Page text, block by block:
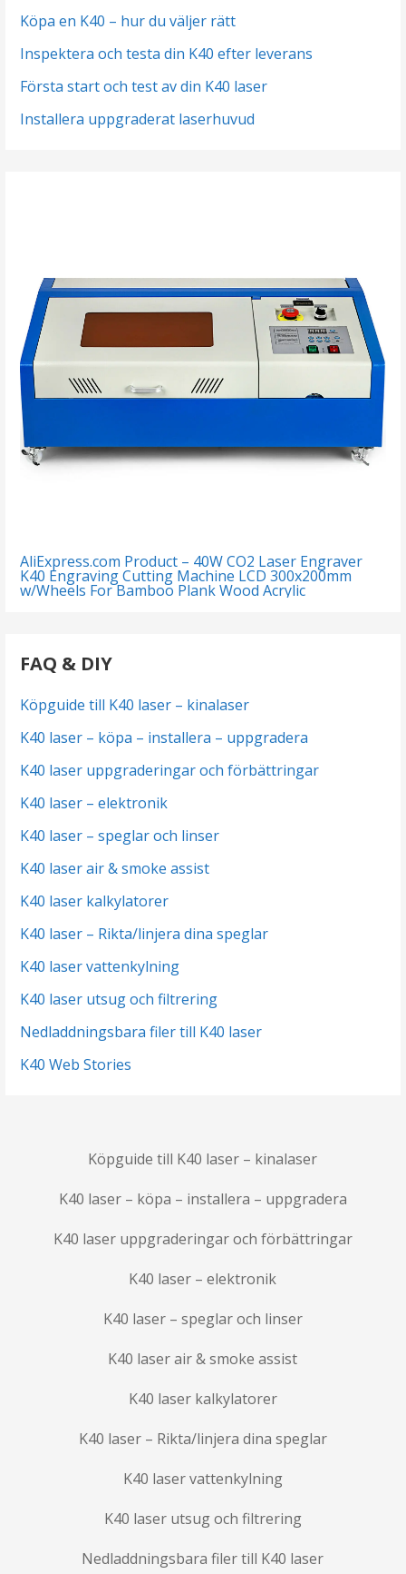
Köpa en K40 – hur du väljer rätt
Inspektera och testa din K40 efter leverans
Första start och test av din K40 laser
Installera uppgraderat laserhuvud
AliExpress.com Product – 40W CO2 Laser Engraver
K40 Engraving Cutting Machine LCD 300x200mm
w/Wheels For Bamboo Plank Wood Acrylic
FAQ & DIY
Köpguide till K40 laser – kinalaser
K40 laser – köpa – installera – uppgradera
K40 laser uppgraderingar och förbättringar
K40 laser – elektronik
K40 laser – speglar och linser
K40 laser air & smoke assist
K40 laser kalkylatorer
K40 laser – Rikta/linjera dina speglar
K40 laser vattenkylning
K40 laser utsug och filtrering
Nedladdningsbara filer till K40 laser
K40 Web Stories
Köpguide till K40 laser – kinalaser
K40 laser – köpa – installera – uppgradera
K40 laser uppgraderingar och förbättringar
K40 laser – elektronik
K40 laser – speglar och linser
K40 laser air & smoke assist
K40 laser kalkylatorer
K40 laser – Rikta/linjera dina speglar
K40 laser vattenkylning
K40 laser utsug och filtrering
Nedladdningsbara filer till K40 laser